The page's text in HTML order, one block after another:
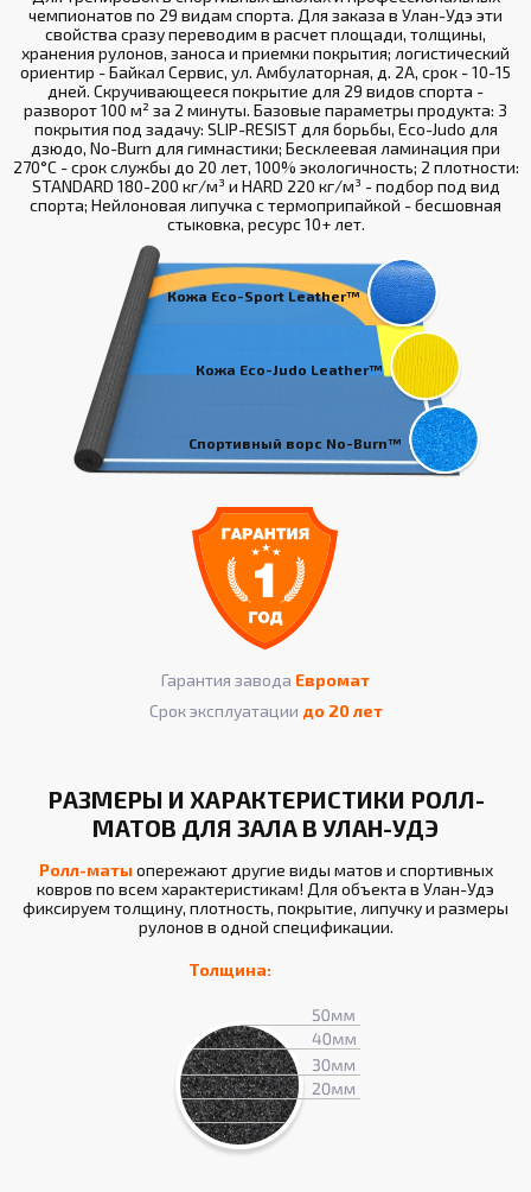
чемпионатов по 29 видам спорта. Для заказа в Улан-Удэ эти
свойства сразу переводим в расчет площади, толщины,
хранения рулонов, заноса и приемки покрытия; логистический
ориентир - Байкал Сервис, ул. Амбулаторная, д. 2А, срок - 10-15
дней. Скручивающееся покрытие для 29 видов спорта -
разворот 100 м² за 2 минуты. Базовые параметры продукта: 3
покрытия под задачу: SLIP-RESIST для борьбы, Eco-Judo для
дзюдо, No-Burn для гимнастики; Бесклеевая ламинация при
270°С - срок службы до 20 лет, 100% экологичность; 2 плотности:
STANDARD 180-200 кг/м³ и HARD 220 кг/м³ - подбор под вид
спорта; Нейлоновая липучка с термоприпайкой - бесшовная
стыковка, ресурс 10+ лет.
Кожа Eco-Sport Leather™
Кожа Eco-Judo Leather™
Спортивный ворс No-Burn™
Гарантия завода Евромат
Срок эксплуатации до 20 лет
РАЗМЕРЫ И ХАРАКТЕРИСТИКИ РОЛЛ-
МАТОВ ДЛЯ ЗАЛА В УЛАН-УДЭ
Ролл-матыопережают другие виды матов и спортивных
ковров по всем характеристикам! Для объекта в Улан-Удэ
фиксируем толщину, плотность, покрытие, липучку и размеры
рулонов в одной спецификации.
Толщина: